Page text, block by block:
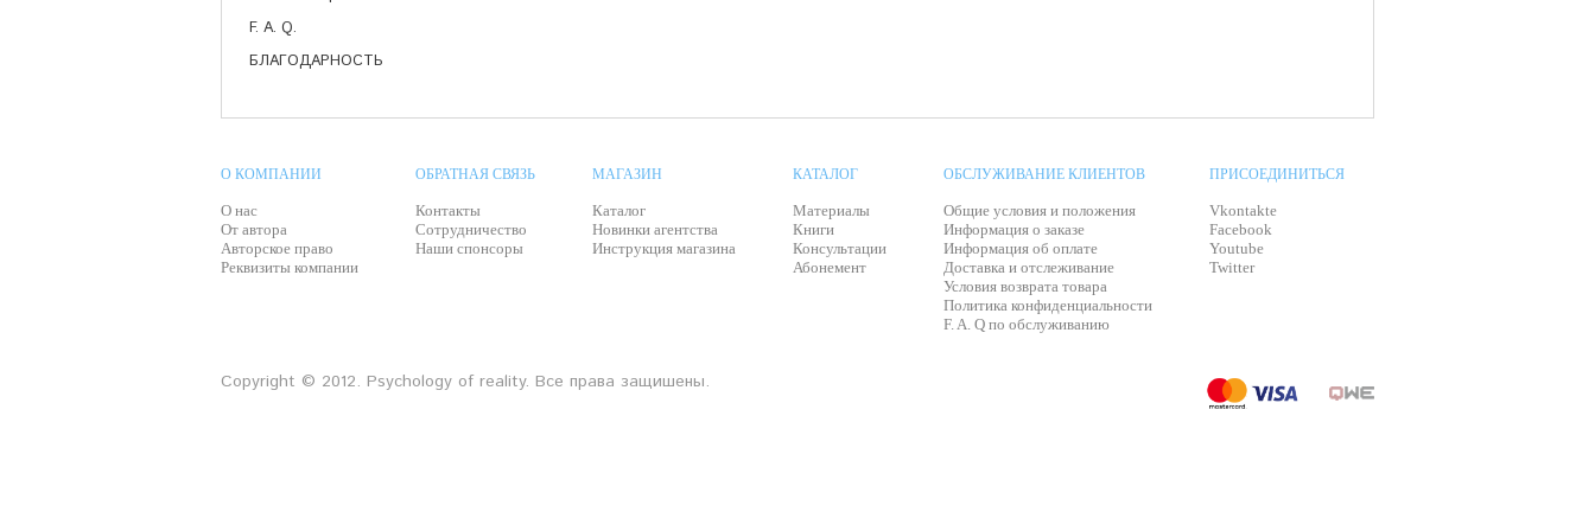
F. A. Q.
БЛАГОДАРНОСТЬ
О КОМПАНИИ
О нас
От автора
Авторское право
Реквизиты компании
ОБРАТНАЯ СВЯЗЬ
Контакты
Сотрудничество
Наши спонсоры
МАГАЗИН
Каталог
Новинки агентства
Инструкция магазина
КАТАЛОГ
Материалы
Книги
Консультации
Абонемент
ОБСЛУЖИВАНИЕ КЛИЕНТОВ
Общие условия и положения
Информация о заказе
Информация об оплате
Доставка и отслеживание
Условия возврата товара
Политика конфиденциальности
F. A. Q по обслуживанию
ПРИСОЕДИНИТЬСЯ
Vkontakte
Facebook
Youtube
Twitter
Copyright © 2012. Psychology of reality. Все права защишены.